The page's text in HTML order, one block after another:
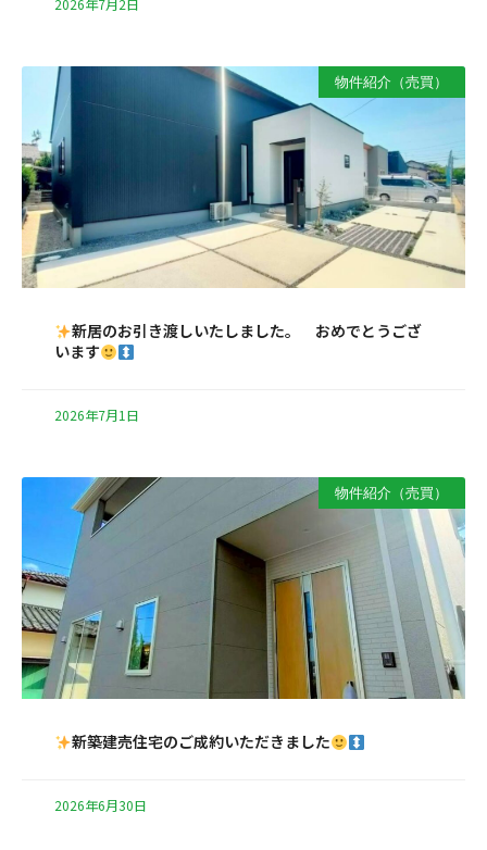
2026年7月2日
物件紹介（売買）
新居のお引き渡しいたしました。 おめでとうござ
います
2026年7月1日
物件紹介（売買）
新築建売住宅のご成約いただきました
2026年6月30日